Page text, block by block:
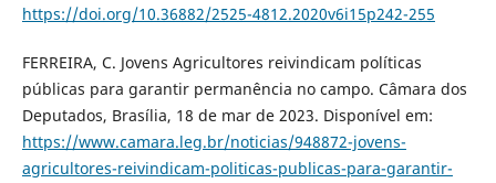
https://doi.org/10.36882/2525-4812.2020v6i15p242-255
FERREIRA, C. Jovens Agricultores reivindicam políticas
públicas para garantir permanência no campo. Câmara dos
Deputados, Brasília, 18 de mar de 2023. Disponível em:
https://www.camara.leg.br/noticias/948872-jovens-
agricultores-reivindicam-politicas-publicas-para-garantir-